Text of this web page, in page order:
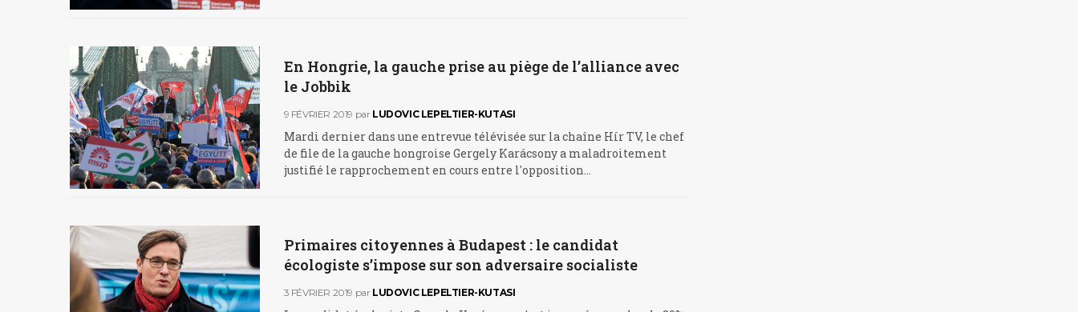
En Hongrie, la gauche prise au piège de l’alliance avec
le Jobbik
9 FÉVRIER 2019 par LUDOVIC LEPELTIER-KUTASI
Mardi dernier dans une entrevue télévisée sur la chaîne Hír TV, le chef
de file de la gauche hongroise Gergely Karácsony a maladroitement
justifié le rapprochement en cours entre l'opposition…
Primaires citoyennes à Budapest : le candidat
écologiste s’impose sur son adversaire socialiste
3 FÉVRIER 2019 par LUDOVIC LEPELTIER-KUTASI